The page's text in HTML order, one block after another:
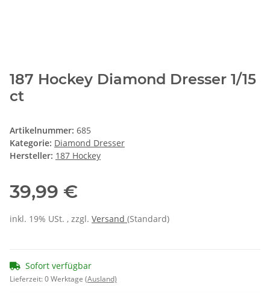
187 Hockey Diamond Dresser 1/15
ct
Artikelnummer: 685
Kategorie: Diamond Dresser
Hersteller: 187 Hockey
39,99 €
inkl. 19% USt. , zzgl. Versand (Standard)
Sofort verfügbar
Lieferzeit:0 Werktage (Ausland)